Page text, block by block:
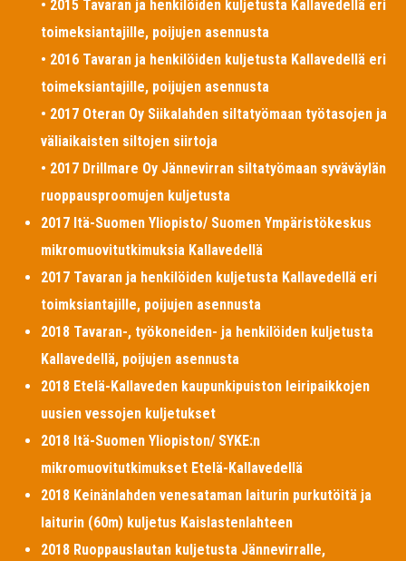
• 2015 Tavaran ja henkilöiden kuljetusta Kallavedellä eri
toimeksiantajille, poijujen asennusta
• 2016 Tavaran ja henkilöiden kuljetusta Kallavedellä eri
toimeksiantajille, poijujen asennusta
• 2017 Oteran Oy Siikalahden siltatyömaan työtasojen ja
väliaikaisten siltojen siirtoja
• 2017 Drillmare Oy Jännevirran siltatyömaan syväväylän
ruoppausproomujen kuljetusta
2017 Itä-Suomen Yliopisto/ Suomen Ympäristökeskus
mikromuovitutkimuksia Kallavedellä
2017 Tavaran ja henkilöiden kuljetusta Kallavedellä eri
toimksiantajille, poijujen asennusta
2018 Tavaran-, työkoneiden- ja henkilöiden kuljetusta
Kallavedellä, poijujen asennusta
2018 Etelä-Kallaveden kaupunkipuiston leiripaikkojen
uusien vessojen kuljetukset
2018 Itä-Suomen Yliopiston/ SYKE:n
mikromuovitutkimukset Etelä-Kallavedellä
2018 Keinänlahden venesataman laiturin purkutöitä ja
laiturin (60m) kuljetus Kaislastenlahteen
2018 Ruoppauslautan kuljetusta Jännevirralle,